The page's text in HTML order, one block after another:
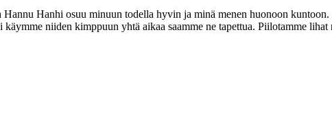
Hanhi osuu minuun todella hyvin ja minä menen huonoon kuntoon.
niiden kimppuun yhtä aikaa saamme ne tapettua. Piilotamme